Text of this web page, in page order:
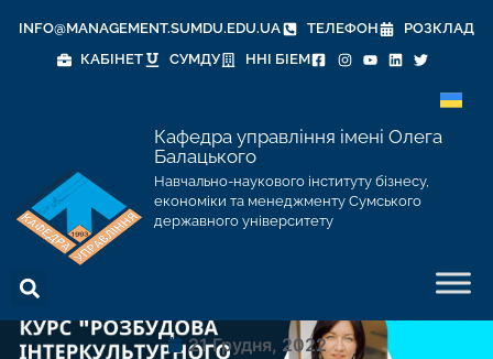
INFO@MANAGEMENT.SUMDU.EDU.UA ТЕЛЕФОН
РОЗКЛАД
КАБІНЕТ
СУМДУ ННІ БІЕМ
Кафедра управління імені Олега
Балацького
Навчально-наукового інституту бізнесу,
економіки та менеджменту Сумського
державного університету
21 Грудня, 2022